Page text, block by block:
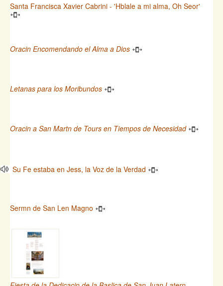
Santa Francisca Xavier Cabrini - 'Hblale a mi alma, Oh Seor'
Oracin Encomendando el Alma a Dios
Letanas para los Moribundos
Oracin a San Martn de Tours en Tiempos de Necesidad
Su Fe estaba en Jess, la Voz de la Verdad
Sermn de San Len Magno